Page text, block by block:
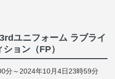
ユニフォーム ラブライ
ョン（FP）
分～2024年10月4日23時59分